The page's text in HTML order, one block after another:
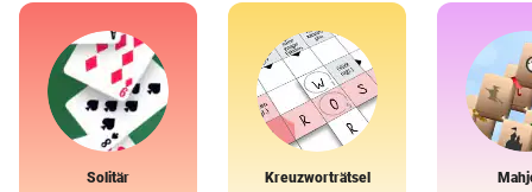
Solitär Kreuzworträtsel